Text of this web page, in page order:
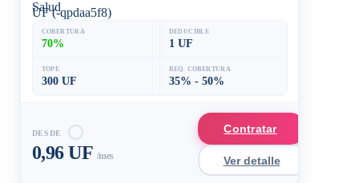
UF (-qpdaa5f8)
COBERTURA
70%
DEDUCIBLE
1 UF
TOPE
300 UF
REQ. COBERTURA
35% - 50%
DESDE
0,96 UF /mes
Contratar
Ver detalle